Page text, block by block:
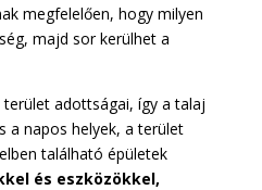
megfelelően, hogy milyen
majd sor kerülhet a
adottságai, így a talaj
a napos helyek, a terület
található épületek
és eszközökkel,